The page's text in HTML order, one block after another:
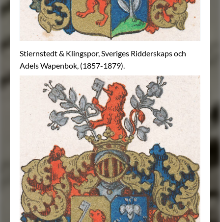
Stiernstedt & Klingspor, Sveriges Ridderskaps och
Adels Wapenbok, (1857-1879).